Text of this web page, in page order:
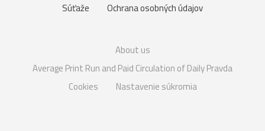
Súťaže
Ochrana osobných údajov
About us
Average Print Run and Paid Circulation of Daily Pravda
Cookies
Nastavenie súkromia